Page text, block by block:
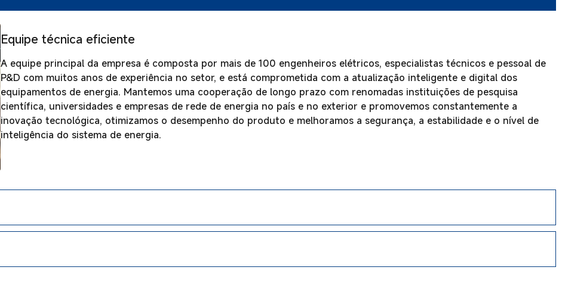
Equipe técnica eficiente
A equipe principal da empresa é composta por mais de 100 engenheiros elétricos, especialistas técnicos e pessoal de
P&D com muitos anos de experiência no setor, e está comprometida com a atualização inteligente e digital dos
equipamentos de energia. Mantemos uma cooperação de longo prazo com renomadas instituições de pesquisa
científica, universidades e empresas de rede de energia no país e no exterior e promovemos constantemente a
inovação tecnológica, otimizamos o desempenho do produto e melhoramos a segurança, a estabilidade e o nível de
inteligência do sistema de energia.